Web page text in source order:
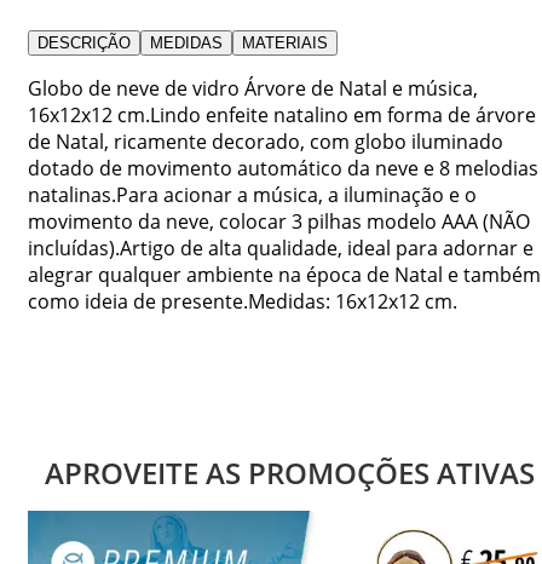
DESCRIÇÃO MEDIDAS MATERIAIS
Globo de neve de vidro Árvore de Natal e música,
16x12x12 cm.Lindo enfeite natalino em forma de árvore
de Natal, ricamente decorado, com globo iluminado
dotado de movimento automático da neve e 8 melodias
natalinas.Para acionar a música, a iluminação e o
movimento da neve, colocar 3 pilhas modelo AAA (NÃO
incluídas).Artigo de alta qualidade, ideal para adornar e
alegrar qualquer ambiente na época de Natal e também
como ideia de presente.Medidas: 16x12x12 cm.
APROVEITE AS PROMOÇÕES ATIVAS